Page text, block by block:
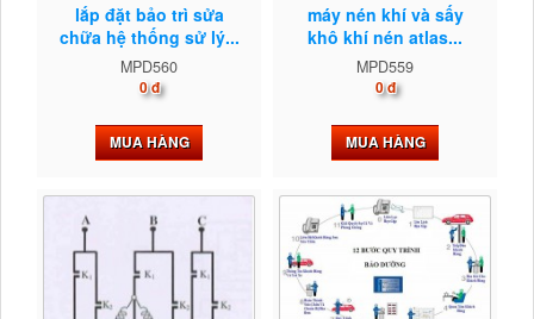
lắp đặt bảo trì sửa
chữa hệ thống sử lý...
MPD560
0 đ
MUA HÀNG
máy nén khí và sấy
khô khí nén atlas...
MPD559
0 đ
MUA HÀNG